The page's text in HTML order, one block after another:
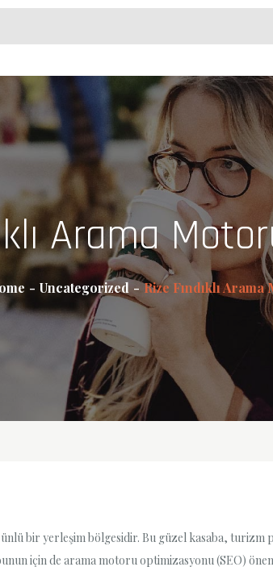
Arama
Uncategorized Rize Fındıklı
bir yerleşim bölgesidir. Bu güzel kasaba,
için de arama motoru optimizasyonu (SEO)